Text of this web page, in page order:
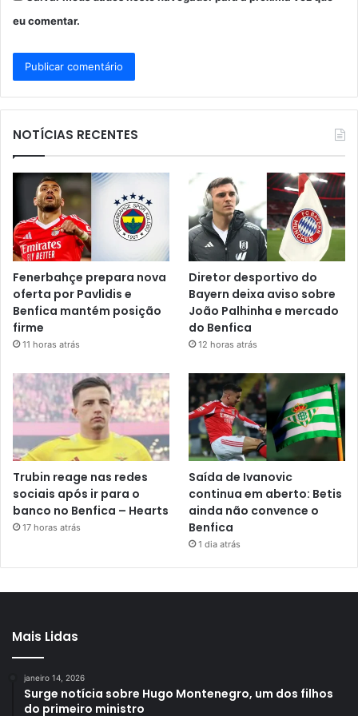
eu comentar.
NOTÍCIAS RECENTES
Fenerbahçe prepara nova
oferta por Pavlidis e
Benfica mantém posição
firme
11 horas atrás
Diretor desportivo do
Bayern deixa aviso sobre
João Palhinha e mercado
do Benfica
12 horas atrás
Trubin reage nas redes
sociais após ir para o
banco no Benfica – Hearts
17 horas atrás
Saída de Ivanovic
continua em aberto: Betis
ainda não convence o
Benfica
1 dia atrás
Mais Lidas
janeiro 14, 2026
Surge notícia sobre Hugo Montenegro, um dos filhos
do primeiro ministro